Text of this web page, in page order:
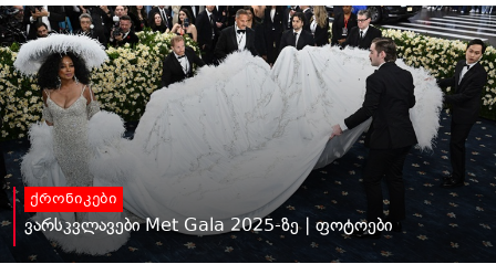
ქრონიკები
ვარსკვლავები Met Gala 2025-ზე | ფოტოები